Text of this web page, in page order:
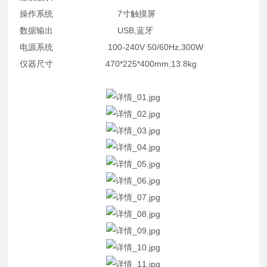
操作系统 7寸触摸屏
数据输出 USB,蓝牙
电源系统 100-240V 50/60Hz,300W
仪器尺寸 470*225*400mm,13.8kg